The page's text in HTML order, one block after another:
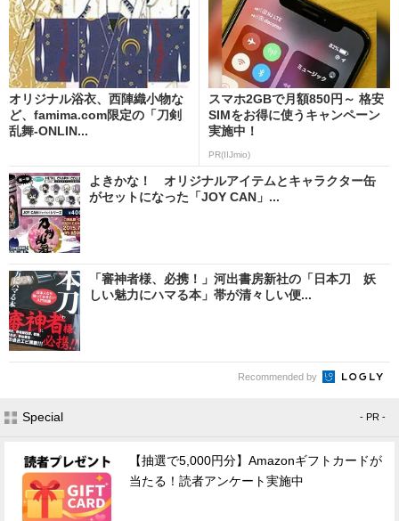
オリジナル浴衣、西陣織小物な
ど、famima.com限定の「刀剣
乱舞-ONLIN...
スマホ2GBで月額850円～ 格安
SIMをお得に使うキャンペーン
実施中！
PR(IIJmio)
よきかな！ オリジナルアイテムとキャラクター缶
がセットになった「JOY CAN」...
「審神者様、必携！」河出書房新社の「日本刀 妖
しい魅力にハマる本」帯が清々しい便...
Recommended by
Special - PR -
【抽選で5,000円分】Amazonギフトカードが
当たる！読者アンケート実施中